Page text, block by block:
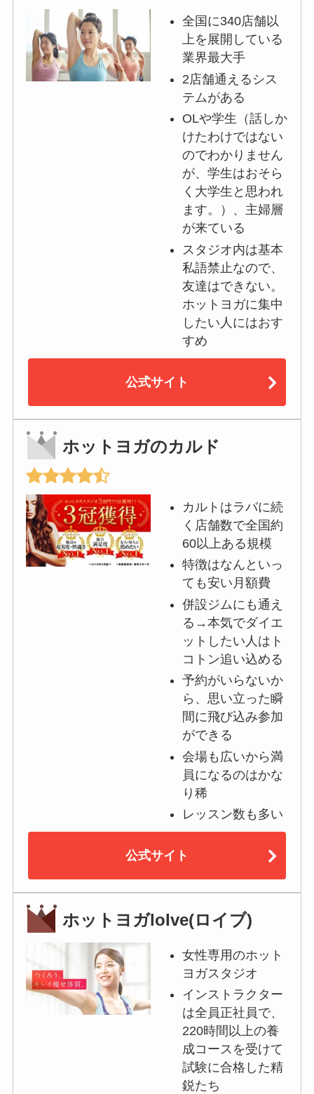
全国に340店舗以
上を展開している
業界最大手
2店舗通えるシス
テムがある
OLや学生（話しか
けたわけではない
のでわかりません
が、学生はおそら
く大学生と思われ
ます。）、主婦層
が来ている
スタジオ内は基本
私語禁止なので、
友達はできない。
ホットヨガに集中
したい人にはおす
すめ
公式サイト
ホットヨガのカルド
カルトはラバに続
く店舗数で全国約
60以上ある規模
特徴はなんといっ
ても安い月額費
併設ジムにも通え
る→本気でダイエ
ットしたい人はト
コトン追い込める
予約がいらないか
ら、思い立った瞬
間に飛び込み参加
ができる
会場も広いから満
員になるのはかな
り稀
レッスン数も多い
公式サイト
ホットヨガloIve(ロイブ)
女性専用のホット
ヨガスタジオ
インストラクター
は全員正社員で、
220時間以上の養
成コースを受けて
試験に合格した精
鋭たち